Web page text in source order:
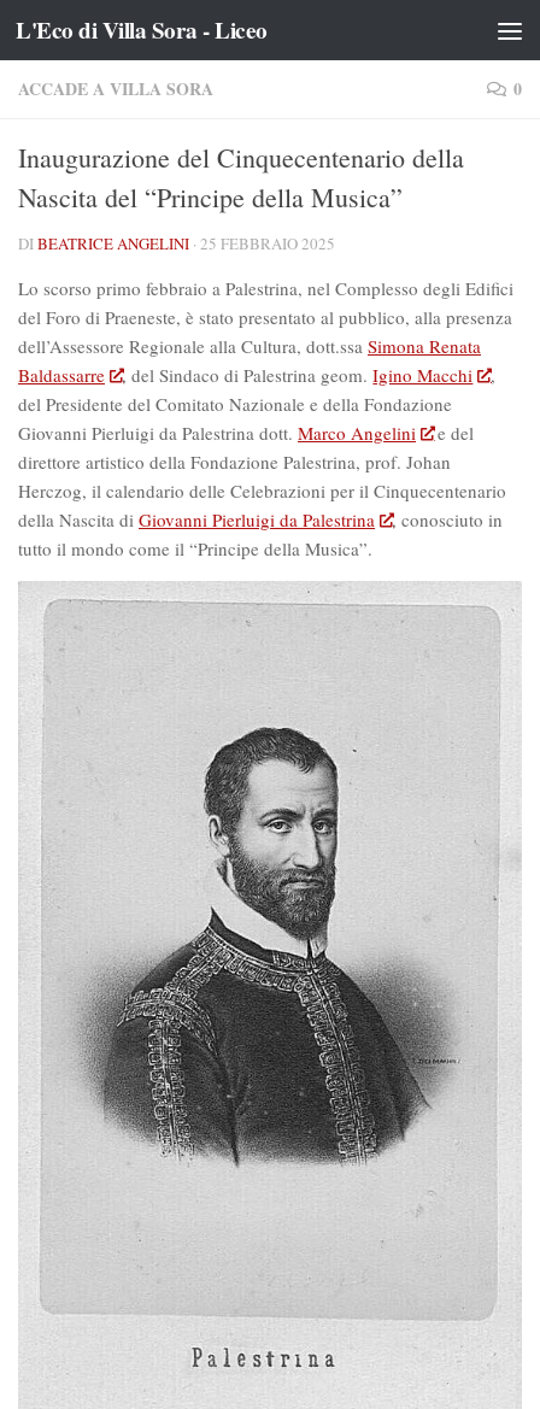
Salta al contenuto
L'Eco di Villa Sora - Liceo
ACCADE A VILLA SORA 0
Inaugurazione del Cinquecentenario della
Nascita del “Principe della Musica”
DIBEATRICE ANGELINI · 25 FEBBRAIO 2025
Lo scorso primo febbraio a Palestrina, nel Complesso degli Edifici
del Foro di Praeneste, è stato presentato al pubblico, alla presenza
dell’Assessore Regionale alla Cultura, dott.ssa Simona Renata
Baldassarre
, del Sindaco di Palestrina geom.Igino Macchi
,
del Presidente del Comitato Nazionale e della Fondazione
Giovanni Pierluigi da Palestrina dott. Marco Angelini
e del
direttore artistico della Fondazione Palestrina, prof. Johan
Herczog, il calendario delle Celebrazioni per il Cinquecentenario
della Nascita di Giovanni Pierluigi da Palestrina
, conosciuto in
tutto il mondo come il “Principe della Musica”.